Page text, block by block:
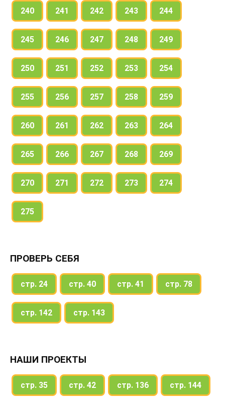
240 241 242 243 244
245 246 247 248 249
250 251 252 253 254
255 256 257 258 259
260 261 262 263 264
265 266 267 268 269
270 271 272 273 274
275
ПРОВЕРЬ СЕБЯ
стр. 24 стр. 40 стр. 41 стр. 78
стр. 142 стр. 143
НАШИ ПРОЕКТЫ
стр. 35 стр. 42 стр. 136 стр. 144